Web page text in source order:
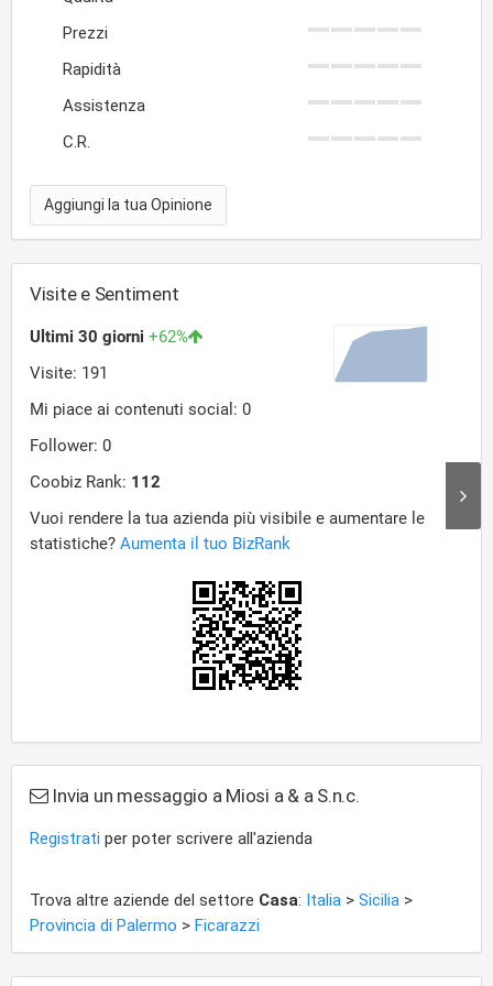
Prezzi
Rapidità
Assistenza
C.R.
Aggiungi la tua Opinione
Visite e Sentiment
Invia un messaggio a Miosi a & a S.n.c.
Registrati per poter scrivere all'azienda
Trova altre aziende del settore Casa: Italia > Sicilia >
Provincia di Palermo > Ficarazzi